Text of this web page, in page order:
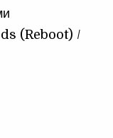
(Reboot) /